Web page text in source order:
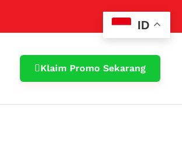
Klaim Promo Sekarang
ID